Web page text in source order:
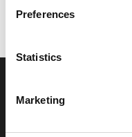
Preferences
Statistics
Marketing
Vi oplever i øjeblikket store
Derfor kan der i enkelte
INFORMATIONER